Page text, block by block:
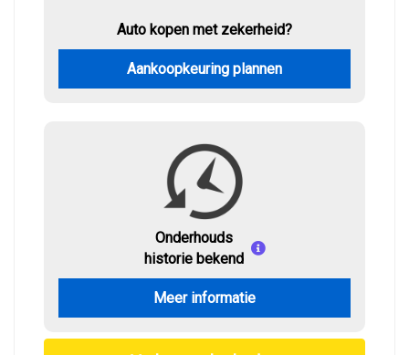
Auto kopen met zekerheid?
Aankoopkeuring plannen
Onderhouds
historie bekend
Meer informatie